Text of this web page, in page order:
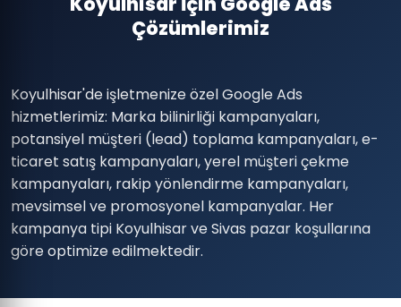
Çözümlerimiz
Koyulhisar'de işletmenize özel Google Ads
hizmetlerimiz: Marka bilinirliği kampanyaları,
potansiyel müşteri (lead) toplama kampanyaları, e-
ticaret satış kampanyaları, yerel müşteri çekme
kampanyaları, rakip yönlendirme kampanyaları,
mevsimsel ve promosyonel kampanyalar. Her
kampanya tipi Koyulhisar ve Sivas pazar koşullarına
göre optimize edilmektedir.